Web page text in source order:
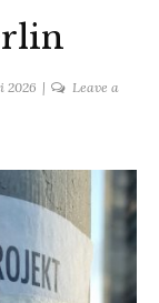
2026
Leave a